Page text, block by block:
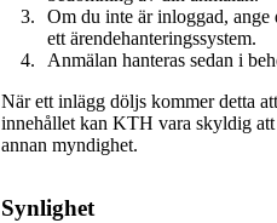
Om du inte är inloggad, ange
ett ärendehanteringssystem.
Anmälan hanteras sedan i
När ett inlägg döljs kommer detta
innehållet kan KTH vara skyldig
annan myndighet.
Synlighet